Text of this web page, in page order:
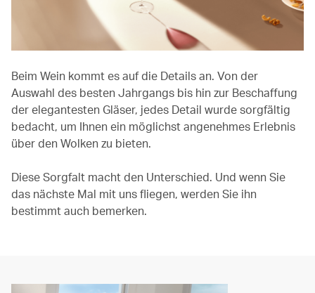
Beim Wein kommt es auf die Details an. Von der
Auswahl des besten Jahrgangs bis hin zur Beschaffung
der elegantesten Gläser, jedes Detail wurde sorgfältig
bedacht, um Ihnen ein möglichst angenehmes Erlebnis
über den Wolken zu bieten.
Diese Sorgfalt macht den Unterschied. Und wenn Sie
das nächste Mal mit uns fliegen, werden Sie ihn
bestimmt auch bemerken.